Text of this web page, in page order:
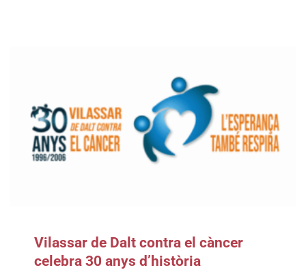
Vilassar de Dalt contra el càncer
celebra 30 anys d’història